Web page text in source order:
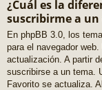
¿Cuál es la
suscribirme a un
En phpBB 3.0, los
para el navegador
actualización. A partir
suscribirse a un tema.
Favorito se actualiza.